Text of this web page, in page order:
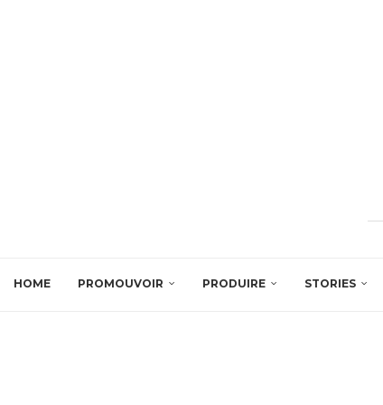
HOME PROMOUVOIR PRODUIRE STORIES